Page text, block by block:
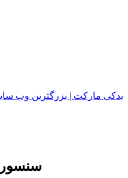
یدکی مارکت | بزرگترین وب
سنسور